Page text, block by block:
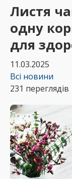
Медспільнота
Колонки
Відео
Пацієнтам
Листя
одну
для
11.03.2025
Всі новини
231 переглядів